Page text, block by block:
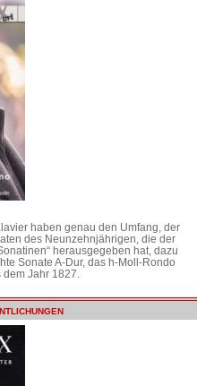
haben genau den Umfang, der
des Neunzehnjährigen, die der
herausgegeben hat, dazu
Sonate A-Dur, das h-Moll-Rondo
Jahr 1827.